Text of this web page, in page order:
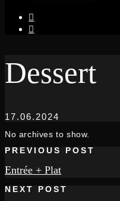
Dessert
17.06.2024
No archives to show.
PREVIOUS POST
Entrée + Plat
NEXT POST